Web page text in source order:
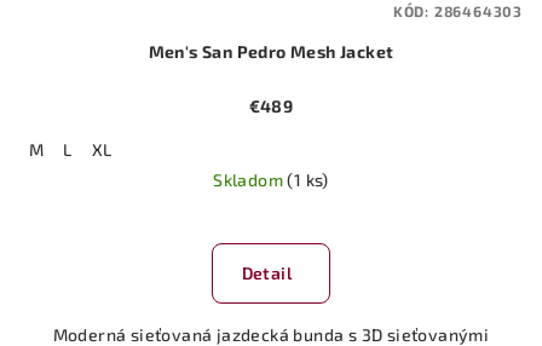
Men's San Pedro Mesh Jacket
€489
M L
XL
Skladom(1 ks)
Detail
Moderná sieťovaná jazdecká bunda s 3D sieťovanými
KÓD: 286464303